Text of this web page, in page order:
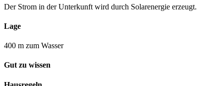
Der Strom in der Unterkunft wird durch Solarenergie erzeugt.
Lage
400 m zum Wasser
Gut zu wissen